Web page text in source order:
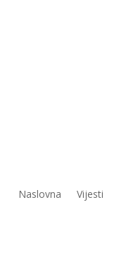
Naslovna Vijesti